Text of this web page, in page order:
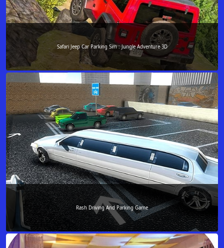
Safari Jeep Car Parking Sim : Jungle Adventure 3D
Rash Driving And Parking Game